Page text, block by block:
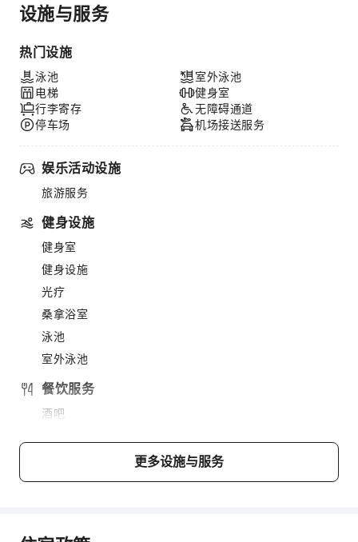
设施与服务
热门设施
泳池
电梯
行李寄存
停车场
室外泳池
健身室
无障碍通道
机场接送服务
娱乐活动设施
旅游服务
健身设施
健身室
健身设施
光疗
桑拿浴室
泳池
室外泳池
餐饮服务
酒吧
更多设施与服务